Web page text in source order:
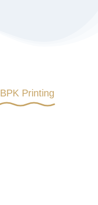
BPK Printing